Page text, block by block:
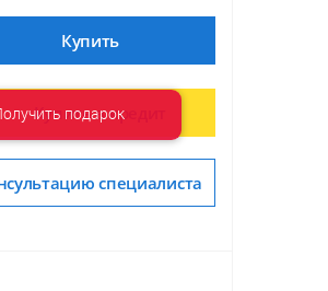
Купить
Купить в кредит
специалиста
подарок